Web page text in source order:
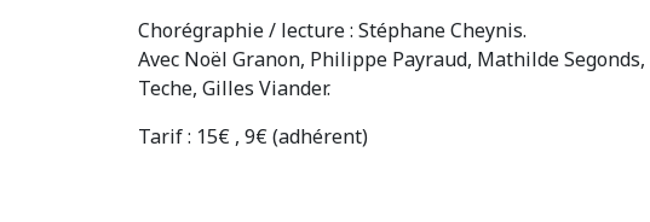
Chorégraphie / lecture : Stéphane Cheynis.
Avec Noël Granon, Philippe Payraud, Mathilde
Teche, Gilles Viander.
Tarif : 15€ , 9€ (adhérent)